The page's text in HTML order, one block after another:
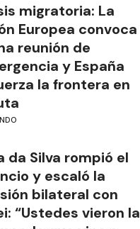
migratoria: La
Europea convoca
reunión de
y España
la frontera en
da Silva rompió el
y escaló la
bilateral con
“Ustedes vieron la